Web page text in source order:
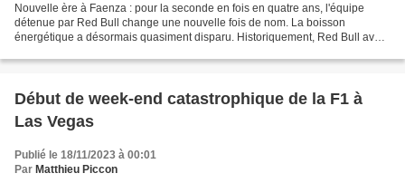
Nouvelle ère à Faenza : pour la seconde en fois en quatre ans, l'équipe
détenue par Red Bull change une nouvelle fois de nom. La boisson
énergétique a désormais quasiment disparu. Historiquement, Red Bull avait
Début de week-end catastrophique de la F1 à
Las Vegas
Publié le 18/11/2023 à 00:01
Par Matthieu Piccon